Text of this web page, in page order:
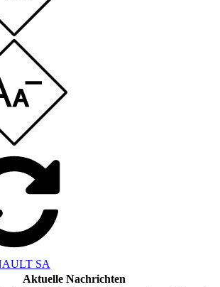
SA
Aktuelle Nachrichten